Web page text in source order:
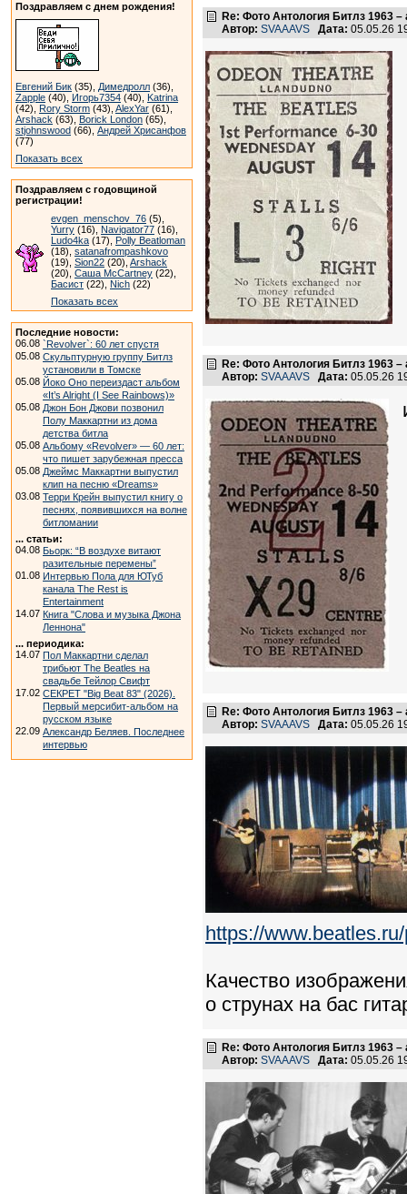
Поздравляем с днем рождения!
Евгений Бик (35), Димедролл (36),
Zapple (40), Игорь7354 (40), Katrina
(42), Rory Storm (43), AlexYar (61),
Arshack (63), Borick London (65),
stjohnswood (66), Андрей Хрисанфов
(77)
Показать всех
Поздравляем с годовщиной
регистрации!
evgen_menschov_76 (5),
Yurry (16), Navigator77 (16),
Ludo4ka (17), Polly Beatloman
(18), satanafrompashkovo
(19), Sion22 (20), Arshack
(20), Саша McCartney (22),
Басист (22), Nich (22)
Показать всех
Последние новости:
06.08 `Revolver`: 60 лет спустя
05.08 Скульптурную группу Битлз
установили в Томске
05.08 Йоко Оно переиздаст альбом
«It’s Alright (I See Rainbows)»
05.08 Джон Бон Джови позвонил
Полу Маккартни из дома
детства битла
05.08 Альбому «Revolver» — 60 лет:
что пишет зарубежная пресса
05.08 Джеймс Маккартни выпустил
клип на песню «Dreams»
03.08 Терри Крейн выпустил книгу о
песнях, появившихся на волне
битломании
... статьи:
04.08 Бьорк: “В воздухе витают
разительные перемены”
01.08 Интервью Пола для ЮТуб
канала The Rest is
Entertainment
14.07 Книга "Слова и музыка Джона
Леннона"
... периодика:
14.07 Пол Маккартни сделал
трибьют The Beatles на
свадьбе Тейлор Свифт
17.02 СЕКРЕТ "Big Beat 83" (2026).
Первый мерсибит-альбом на
русском языке
22.09 Александр Беляев. Последнее
интервью
Re: Фото Антология Битлз 1963 –
Автор: SVAAAVS Дата: 05.05.26
Re: Фото Антология Битлз 1963 –
Автор: SVAAAVS Дата: 05.05.26
Re: Фото Антология Битлз 1963 –
Автор: SVAAAVS Дата: 05.05.26
https://
Качество
о струнах на бас
Re: Фото Антология Битлз 1963 –
Автор: SVAAAVS Дата: 05.05.26